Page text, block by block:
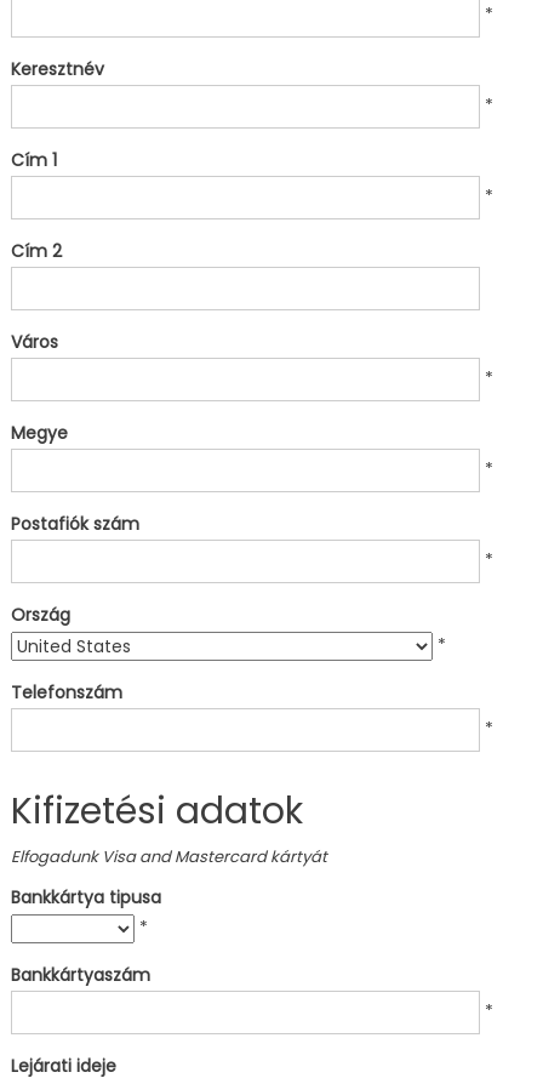
*
Keresztnév
*
Cím 1
*
Cím 2
Város
*
Megye
*
Postafiók szám
*
Ország
*
Telefonszám
*
Kifizetési adatok
Elfogadunk Visa and Mastercard kártyát
Bankkártya tipusa
*
Bankkártyaszám
*
Lejárati ideje